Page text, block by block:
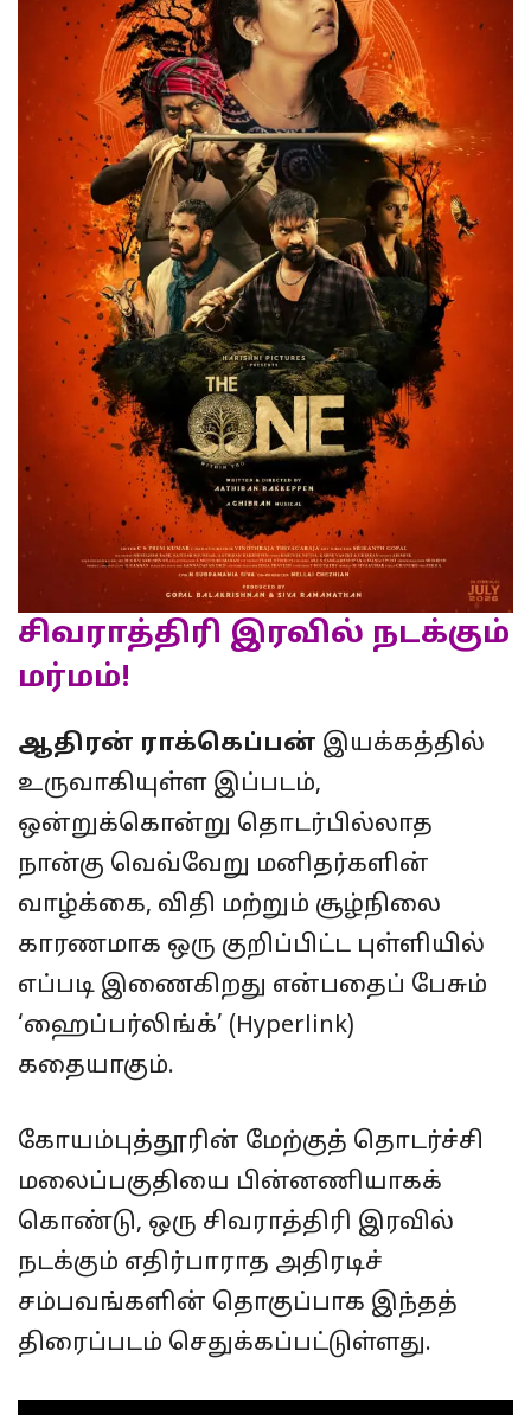
சிவராத்திரி இரவில் நடக்கும்
மர்மம்!
ஆதிரன் ராக்கெப்பன் இயக்கத்தில்
உருவாகியுள்ள இப்படம்,
ஒன்றுக்கொன்று தொடர்பில்லாத
நான்கு வெவ்வேறு மனிதர்களின்
வாழ்க்கை, விதி மற்றும் சூழ்நிலை
காரணமாக ஒரு குறிப்பிட்ட புள்ளியில்
எப்படி இணைகிறது என்பதைப் பேசும்
‘ஹைப்பர்லிங்க்’ (Hyperlink)
கதையாகும்.
கோயம்புத்தூரின் மேற்குத் தொடர்ச்சி
மலைப்பகுதியை பின்னணியாகக்
கொண்டு, ஒரு சிவராத்திரி இரவில்
நடக்கும் எதிர்பாராத அதிரடிச்
சம்பவங்களின் தொகுப்பாக இந்தத்
திரைப்படம் செதுக்கப்பட்டுள்ளது.